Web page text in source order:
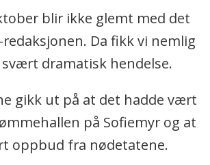
blir ikke glemt med det
Da fikk vi nemlig
dramatisk hendelse.
gikk ut på at det hadde vært
på Sofiemyr og at
oppbud fra nødetatene.